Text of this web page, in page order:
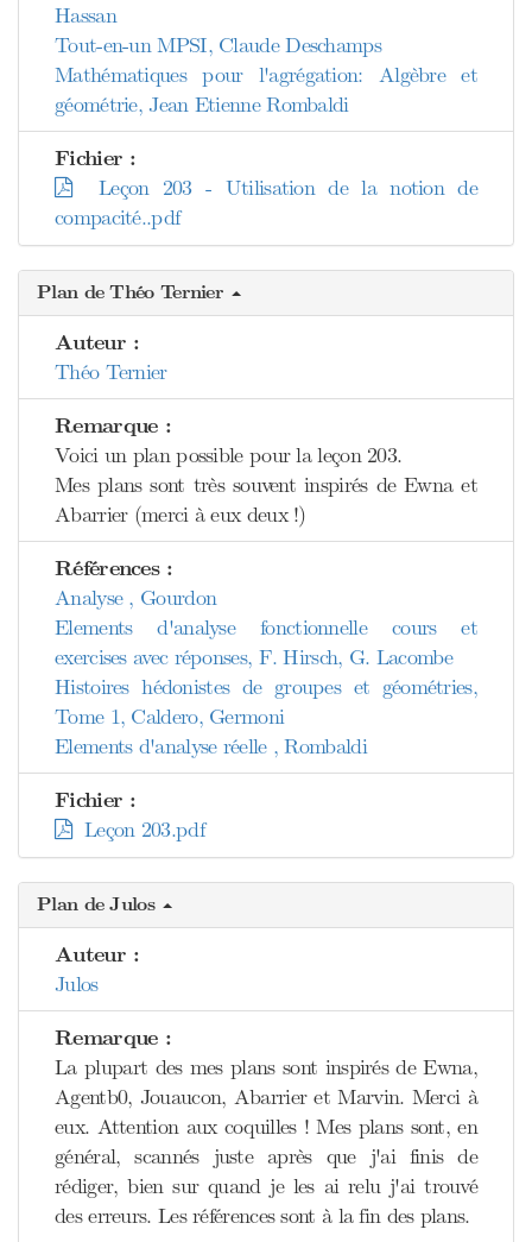
Hassan
Tout-en-un MPSI, Claude Deschamps
Mathématiques pour l'agrégation: Algèbre et
géométrie, Jean Etienne Rombaldi
Fichier :
Leçon 203 - Utilisation de la notion de
compacité..pdf
Plan de Théo Ternier
Auteur :
Théo Ternier
Remarque :
Voici un plan possible pour la leçon 203.
Mes plans sont très souvent inspirés de Ewna et
Abarrier (merci à eux deux !)
Références :
Analyse , Gourdon
Elements d'analyse fonctionnelle cours et
exercises avec réponses, F. Hirsch, G. Lacombe
Histoires hédonistes de groupes et géométries,
Tome 1, Caldero, Germoni
Elements d'analyse réelle , Rombaldi
Fichier :
Leçon 203.pdf
Plan de Julos
Auteur :
Julos
Remarque :
La plupart des mes plans sont inspirés de Ewna,
Agentb0, Jouaucon, Abarrier et Marvin. Merci à
eux. Attention aux coquilles ! Mes plans sont, en
général, scannés juste après que j'ai finis de
rédiger, bien sur quand je les ai relu j'ai trouvé
des erreurs. Les références sont à la fin des plans.